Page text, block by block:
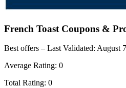
French Toast Coupons &
Best offers – Last Validated: August
Average Rating: 0
Total Rating: 0